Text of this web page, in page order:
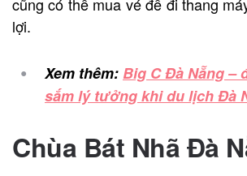
lợi.
Xem thêm: Big C Đà Nẵng –
sắm lý tưởng khi du lịch Đà
Chùa Bát Nhã Đà